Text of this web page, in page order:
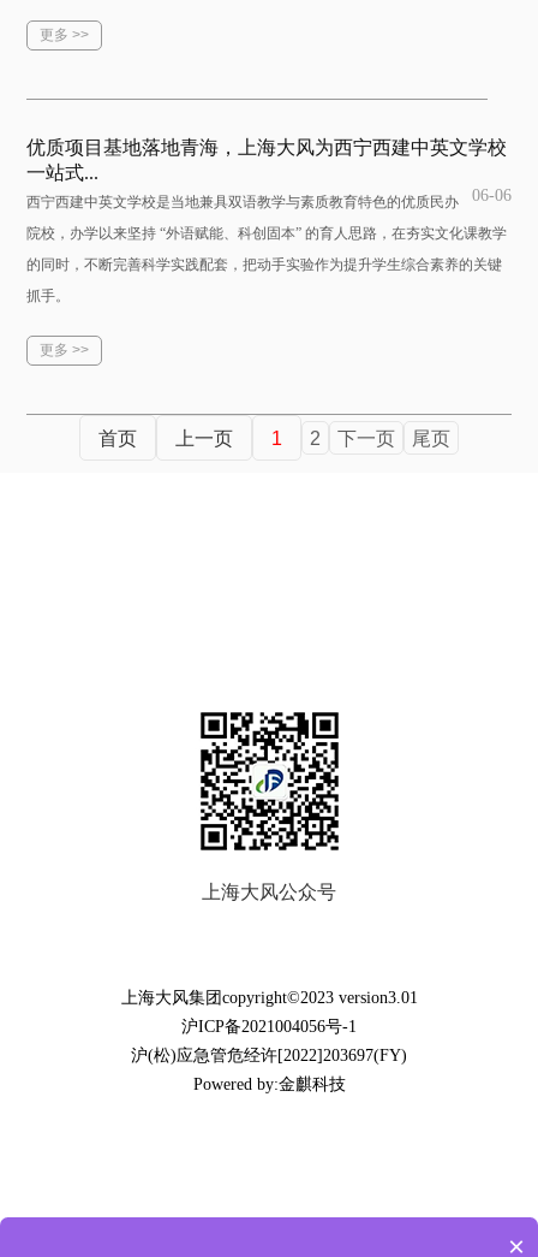
更多 >>
优质项目基地落地青海，上海大风为西宁西建中英文学校
一站式...
06-06
西宁西建中英文学校是当地兼具双语教学与素质教育特色的优质民办
院校，办学以来坚持 “外语赋能、科创固本” 的育人思路，在夯实文化课教学
的同时，不断完善科学实践配套，把动手实验作为提升学生综合素养的关键
抓手。
更多 >>
首页 上一页 1 2 下一页 尾页
上海大风公众号
上海大风集团copyright©2023 version3.01
沪ICP备2021004056号-1
沪(松)应急管危经许[2022]203697(FY)
Powered by:金麒科技
×